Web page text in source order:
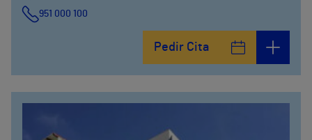
951 000 100
951 000 100
Pedir Cita